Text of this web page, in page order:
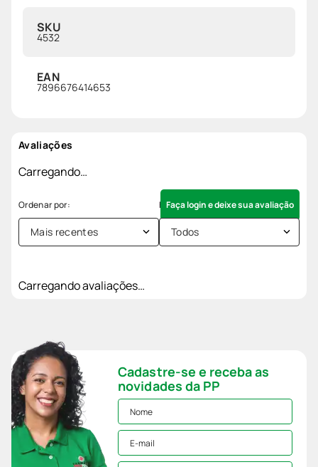
SKU
4532
EAN
7896676414653
Avaliações
Carregando…
Faça login e deixe sua avaliação
Mais recentes Todos
Carregando avaliações…
Cadastre-se e receba as
novidades da PP